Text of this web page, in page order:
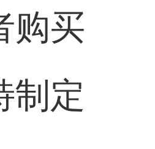
购买
制定